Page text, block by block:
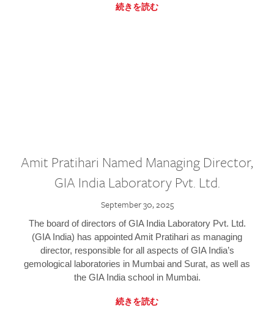
続きを読む
Amit Pratihari Named Managing Director,
GIA India Laboratory Pvt. Ltd.
September 30, 2025
The board of directors of GIA India Laboratory Pvt. Ltd.
(GIA India) has appointed Amit Pratihari as managing
director, responsible for all aspects of GIA India’s
gemological laboratories in Mumbai and Surat, as well as
the GIA India school in Mumbai.
続きを読む